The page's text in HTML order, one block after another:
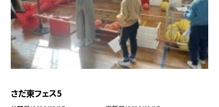
さだ東フェス5